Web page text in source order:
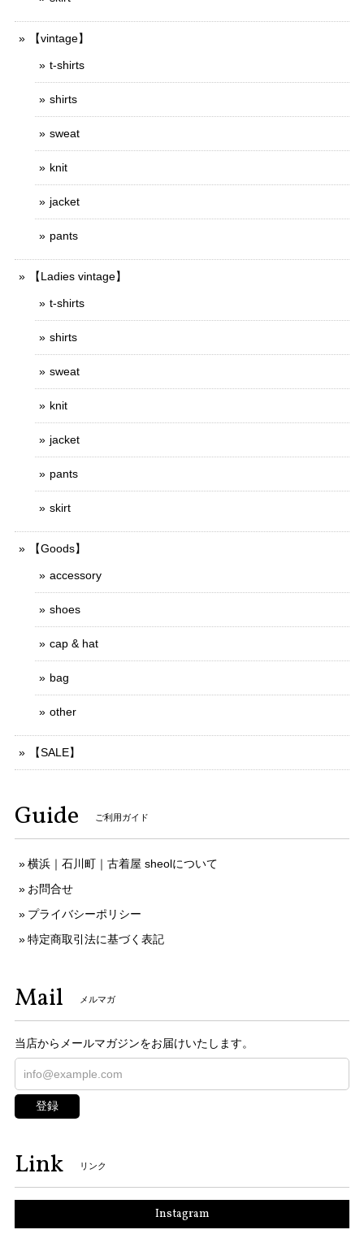
【vintage】
t-shirts
shirts
sweat
knit
jacket
pants
【Ladies vintage】
t-shirts
shirts
sweat
knit
jacket
pants
skirt
【Goods】
accessory
shoes
cap & hat
bag
other
【SALE】
Guide ご利用ガイド
横浜｜石川町｜古着屋 sheolについて
お問合せ
プライバシーポリシー
特定商取引法に基づく表記
Mail メルマガ
当店からメールマガジンをお届けいたします。
登録
Link リンク
Instagram